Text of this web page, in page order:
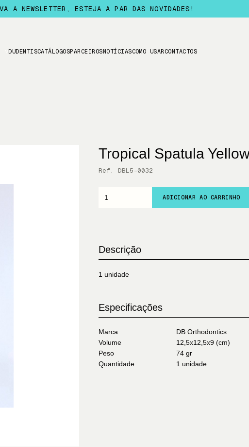
A NEWSLETTER, ESTEJA A PAR DAS NOVIDADES!
DUDENTISCATÁLOGOSPARCEIROSNOTÍCIASCOMO USARCONTACTOS
Tropical Spatula
Ref. DBL5-0032
ADICIONAR AO CARRINHO
Descrição
1 unidade
Especificações
Marca
DB Orthodontics
Volume
12,5x12,5x9 (cm)
Peso
74 gr
Quantidade
1 unidade